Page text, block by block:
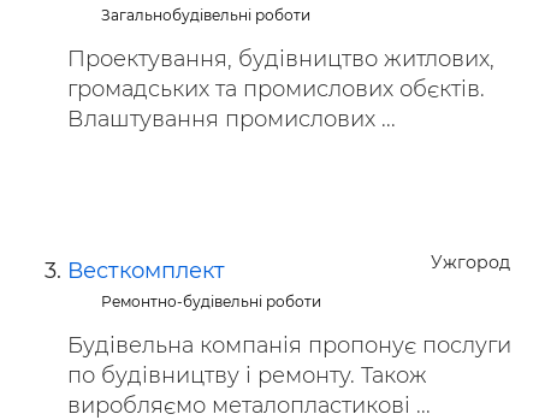
Загальнобудівельні роботи
Проектування, будівництво житлових,
громадських та промислових обєктів.
Влаштування промислових ...
Ужгород
Весткомплект
Ремонтно-будівельні роботи
Будівельна компанія пропонує послуги
по будівництву і ремонту. Також
виробляємо металопластикові ...